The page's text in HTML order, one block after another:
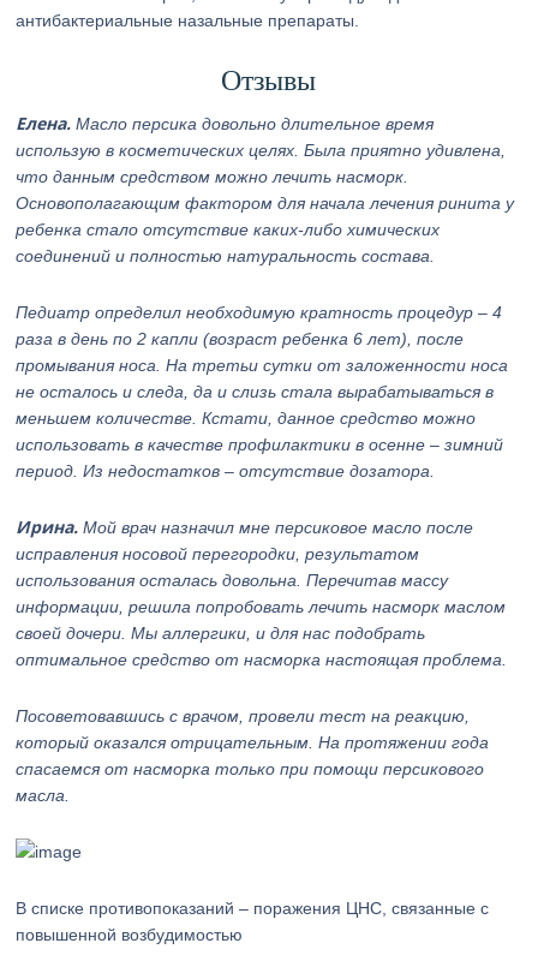
антибактериальные назальные препараты.
Отзывы
Елена. Масло персика довольно длительное время
использую в косметических целях. Была приятно удивлена,
что данным средством можно лечить насморк.
Основополагающим фактором для начала лечения ринита у
ребенка стало отсутствие каких-либо химических
соединений и полностью натуральность состава.
Педиатр определил необходимую кратность процедур – 4
раза в день по 2 капли (возраст ребенка 6 лет), после
промывания носа. На третьи сутки от заложенности носа
не осталось и следа, да и слизь стала вырабатываться в
меньшем количестве. Кстати, данное средство можно
использовать в качестве профилактики в осенне – зимний
период. Из недостатков – отсутствие дозатора.
Ирина. Мой врач назначил мне персиковое масло после
исправления носовой перегородки, результатом
использования осталась довольна. Перечитав массу
информации, решила попробовать лечить насморк маслом
своей дочери. Мы аллергики, и для нас подобрать
оптимальное средство от насморка настоящая проблема.
Посоветовавшись с врачом, провели тест на реакцию,
который оказался отрицательным. На протяжении года
спасаемся от насморка только при помощи персикового
масла.
В списке противопоказаний – поражения ЦНС, связанные с
повышенной возбудимостью